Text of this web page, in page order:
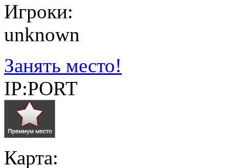
Игроки:
unknown
Занять место!
IP:PORT
Карта: